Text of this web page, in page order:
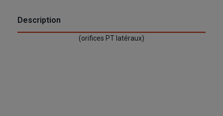
Description
(orifices PT latéraux)